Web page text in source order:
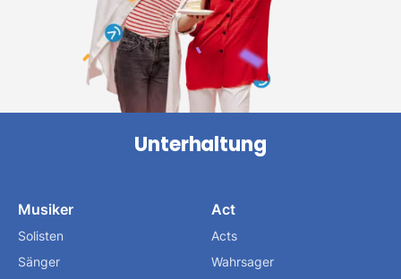
Unterhaltung
Musiker
Solisten
Sänger
Act
Acts
Wahrsager